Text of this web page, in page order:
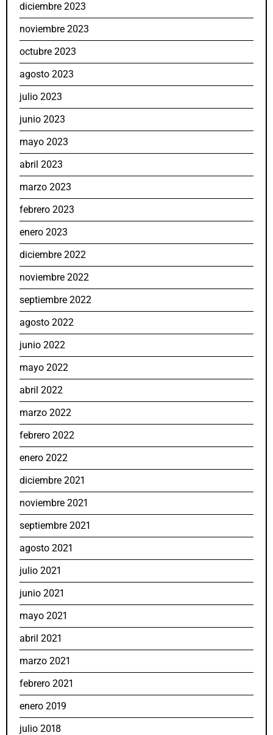
diciembre 2023
noviembre 2023
octubre 2023
agosto 2023
julio 2023
junio 2023
mayo 2023
abril 2023
marzo 2023
febrero 2023
enero 2023
diciembre 2022
noviembre 2022
septiembre 2022
agosto 2022
junio 2022
mayo 2022
abril 2022
marzo 2022
febrero 2022
enero 2022
diciembre 2021
noviembre 2021
septiembre 2021
agosto 2021
julio 2021
junio 2021
mayo 2021
abril 2021
marzo 2021
febrero 2021
enero 2019
julio 2018